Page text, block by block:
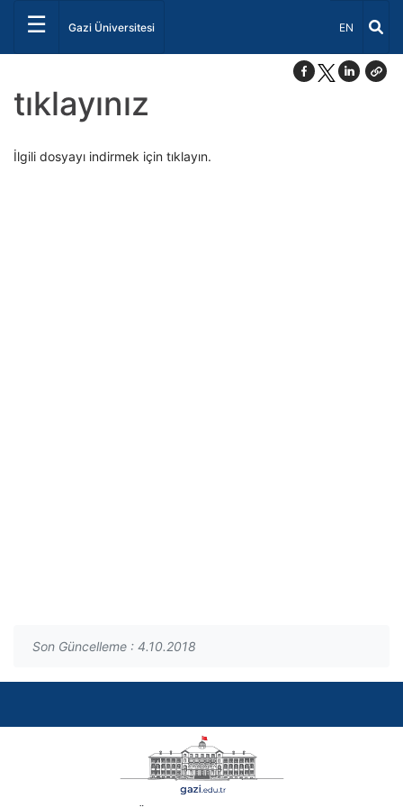
☰ Gazi Üniversitesi Dil Seçiniz
EN
tıklayınız
İlgili dosyayı indirmek için tıklayın.
Son Güncelleme : 4.10.2018